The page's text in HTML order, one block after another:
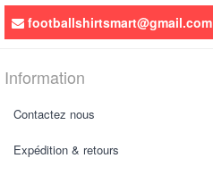
footballshirtsmart@gmail.com
Information
Contactez nous
Expédition & retours